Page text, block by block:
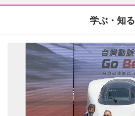
学ぶ・知る